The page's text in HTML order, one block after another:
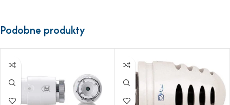
Podobne produkty